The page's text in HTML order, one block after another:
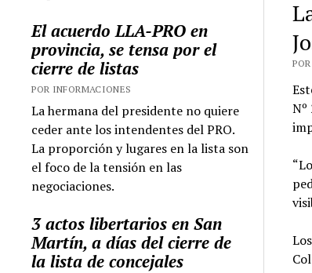
El acuerdo LLA-PRO en
provincia, se tensa por el
cierre de listas
POR INFORMACIONES
La hermana del presidente no quiere
ceder ante los intendentes del PRO.
La proporción y lugares en la lista son
el foco de la tensión en las
negociaciones.
3 actos libertarios en San
Martín, a días del cierre de
la lista de concejales
Nº